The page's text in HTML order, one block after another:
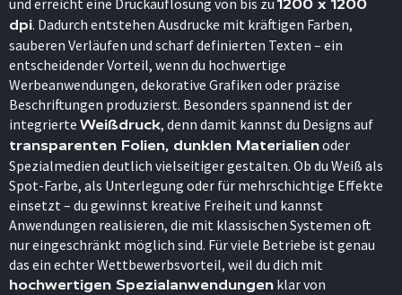
und erreicht eine Druckauflösung von bis zu 1200 x 1200
dpi. Dadurch entstehen Ausdrucke mit kräftigen Farben,
sauberen Verläufen und scharf definierten Texten – ein
entscheidender Vorteil, wenn du hochwertige
Werbeanwendungen, dekorative Grafiken oder präzise
Beschriftungen produzierst. Besonders spannend ist der
integrierte Weißdruck, denn damit kannst du Designs auf
transparenten Folien, dunklen Materialienoder
Spezialmedien deutlich vielseitiger gestalten. Ob du Weiß als
Spot-Farbe, als Unterlegung oder für mehrschichtige Effekte
einsetzt – du gewinnst kreative Freiheit und kannst
Anwendungen realisieren, die mit klassischen Systemen oft
nur eingeschränkt möglich sind. Für viele Betriebe ist genau
das ein echter Wettbewerbsvorteil, weil du dich mit
hochwertigen Spezialanwendungen klar von